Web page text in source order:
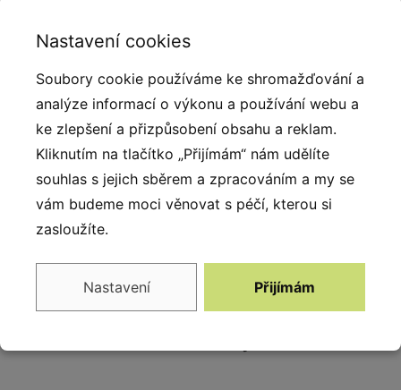
vyjímat v městských prostorách, ale ideální je také pro
dětská hřiště, odpočinkové a volnočasové
zóny. Mobiliář je vytvořen z nejkvalitnějších materiálů
- kovu, dřeva a plastu. Díky tomu je odolný vůči
intenzivnímu používání i škodlivým vnějším vlivům.
Vybavení
2x křeslo, 1x stůl
Nastavení cookies
Soubory cookie používáme ke shromažďování a
analýze informací o výkonu a používání webu a
ke zlepšení a přizpůsobení obsahu a reklam.
Kliknutím na tlačítko „Přijímám“ nám udělíte
souhlas s jejich sběrem a zpracováním a my se
vám budeme moci věnovat s péčí, kterou si
zasloužíte.
Nastavení Přijímám